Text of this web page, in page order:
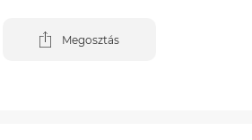
Megosztás